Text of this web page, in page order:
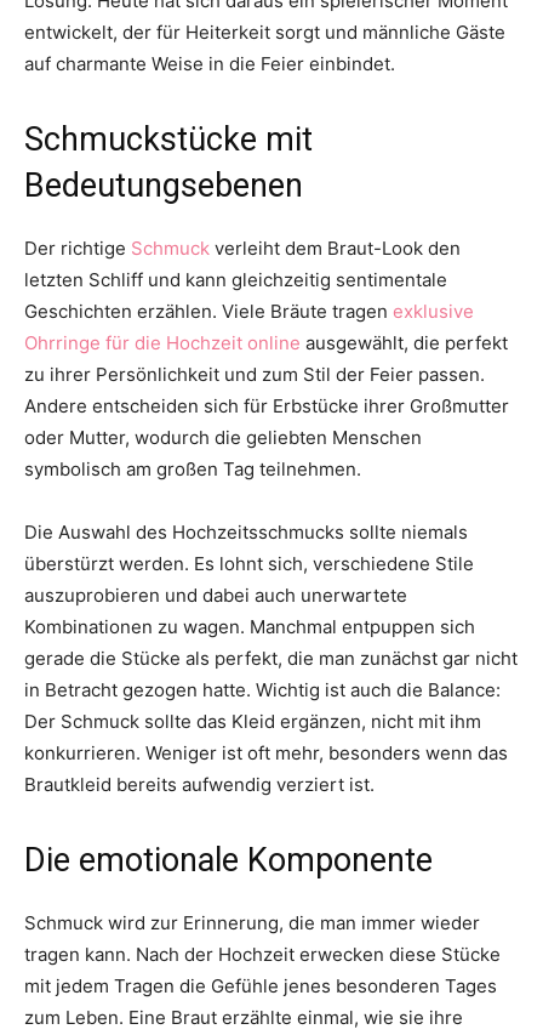
entwickelt, der für Heiterkeit sorgt und männliche Gäste
auf charmante Weise in die Feier einbindet.
Schmuckstücke mit
Bedeutungsebenen
Der richtige Schmuck verleiht dem Braut-Look den
letzten Schliff und kann gleichzeitig sentimentale
Geschichten erzählen. Viele Bräute tragen exklusive
Ohrringe für die Hochzeit online ausgewählt, die perfekt
zu ihrer Persönlichkeit und zum Stil der Feier passen.
Andere entscheiden sich für Erbstücke ihrer Großmutter
oder Mutter, wodurch die geliebten Menschen
symbolisch am großen Tag teilnehmen.
Die Auswahl des Hochzeitsschmucks sollte niemals
überstürzt werden. Es lohnt sich, verschiedene Stile
auszuprobieren und dabei auch unerwartete
Kombinationen zu wagen. Manchmal entpuppen sich
gerade die Stücke als perfekt, die man zunächst gar nicht
in Betracht gezogen hatte. Wichtig ist auch die Balance:
Der Schmuck sollte das Kleid ergänzen, nicht mit ihm
konkurrieren. Weniger ist oft mehr, besonders wenn das
Brautkleid bereits aufwendig verziert ist.
Die emotionale Komponente
Schmuck wird zur Erinnerung, die man immer wieder
tragen kann. Nach der Hochzeit erwecken diese Stücke
mit jedem Tragen die Gefühle jenes besonderen Tages
zum Leben. Eine Braut erzählte einmal, wie sie ihre